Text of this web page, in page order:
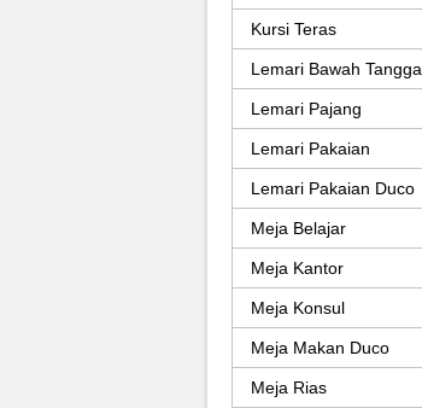
Kursi Teras
Lemari Bawah Tangga
Lemari Pajang
Lemari Pakaian
Lemari Pakaian Duco
Meja Belajar
Meja Kantor
Meja Konsul
Meja Makan Duco
Meja Rias